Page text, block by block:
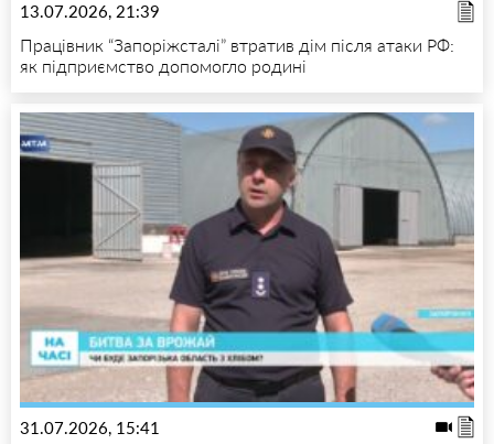
13.07.2026, 21:39
Працівник “Запоріжсталі” втратив дім після атаки РФ:
як підприємство допомогло родині
31.07.2026, 15:41